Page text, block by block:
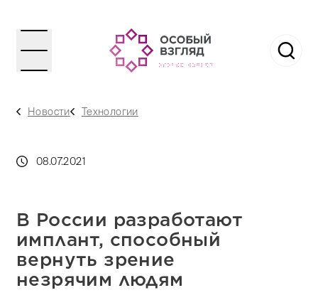
Новости Технологии
08.07.2021
В России разработают
имплант, способный
вернуть зрение
незрячим людям